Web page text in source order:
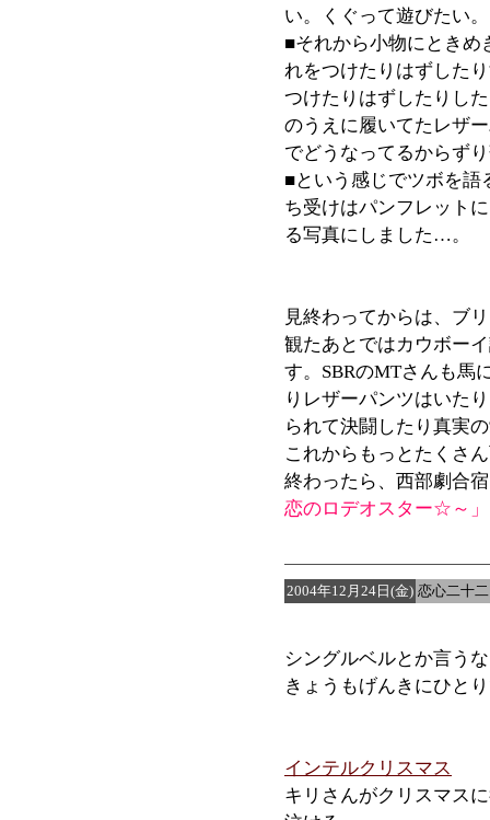
い。くぐって遊びたい。
■それから小物にときめ
れをつけたりはずした
つけたりはずしたりし
のうえに履いてたレザ
でどうなってるからず
■という感じでツボを語
ち受けはパンフレット
る写真にしました…。
見終わってからは、ブ
観たあとではカウボー
す。SBRのMTさんも馬
りレザーパンツはいた
られて決闘したり真実
これからもっとたくさ
終わったら、西部劇合宿
恋のロデオスター☆～」
2004年12月24日(金) 恋心二十
シングルベルとか言う
きょうもげんきにひと
インテルクリスマス
キリさんがクリスマス